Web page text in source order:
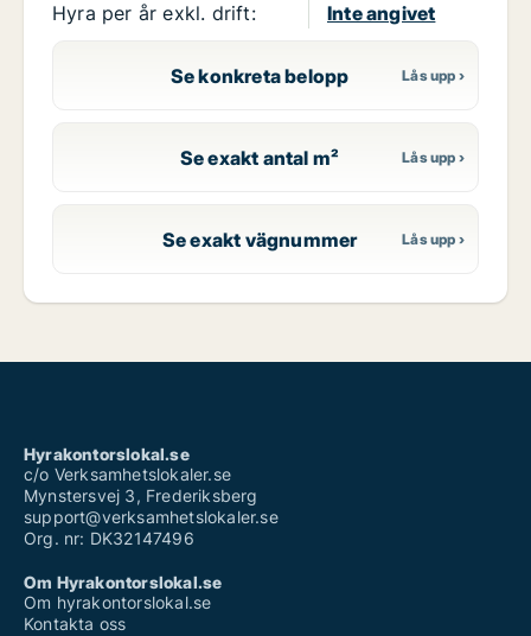
Hyra per år exkl. drift:
Inte angivet
Se konkreta belopp
Se exakt antal m²
Se exakt vägnummer
Hyrakontorslokal.se
c/o Verksamhetslokaler.se
Mynstersvej 3, Frederiksberg
support@verksamhetslokaler.se
Org. nr: DK32147496
Om Hyrakontorslokal.se
Om hyrakontorslokal.se
Kontakta oss